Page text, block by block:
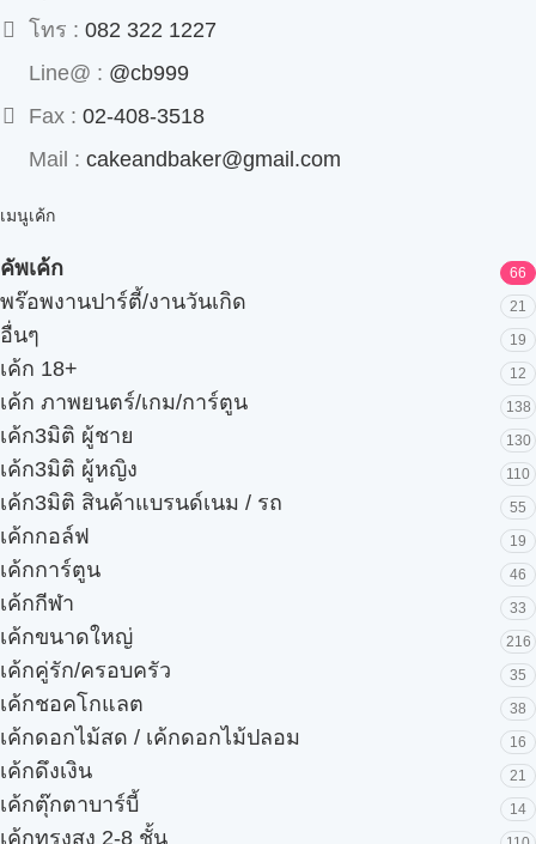
โทร : 082 322 1227
Line@ : @cb999
Fax : 02-408-3518
Mail : cakeandbaker@gmail.com
เมนูเค้ก
คัพเค้ก 66
พร๊อพงานปาร์ตี้/งานวันเกิด 21
อื่นๆ 19
เค้ก 18+ 12
เค้ก ภาพยนตร์/เกม/การ์ตูน 138
เค้ก3มิติ ผู้ชาย 130
เค้ก3มิติ ผู้หญิง 110
เค้ก3มิติ สินค้าแบรนด์เนม / รถ 55
เค้กกอล์ฟ 19
เค้กการ์ตูน 46
เค้กกีฬา 33
เค้กขนาดใหญ่ 216
เค้กคู่รัก/ครอบครัว 35
เค้กชอคโกแลต 38
เค้กดอกไม้สด / เค้กดอกไม้ปลอม 16
เค้กดึงเงิน 21
เค้กตุ๊กตาบาร์บี้ 14
เค้กทรงสูง 2-8 ชั้น